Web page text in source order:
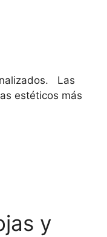
Las
estéticos más
y